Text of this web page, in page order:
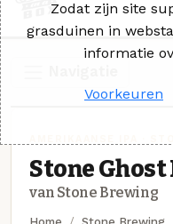
Stone
van Stone Brewing
Zodat zijn site
grasduinen in
informatie
Voorkeuren